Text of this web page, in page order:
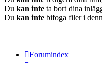
Du kan inte ta bort dina
Du kan inte bifoga filer i
Forumindex